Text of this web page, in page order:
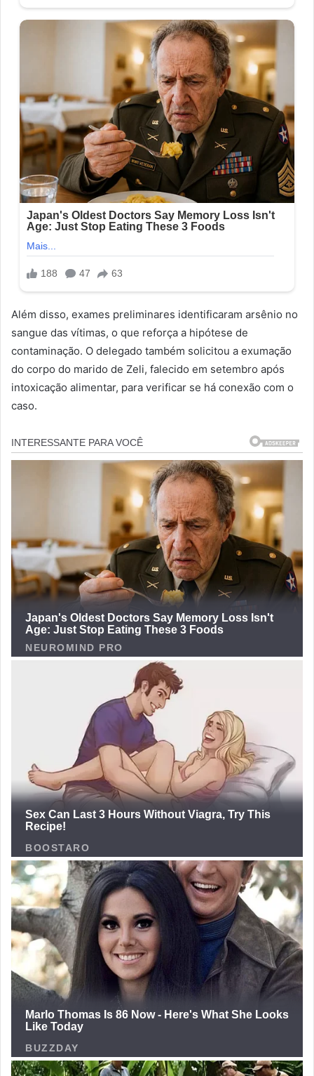
Além disso, exames preliminares identificaram arsênio no
sangue das vítimas, o que reforça a hipótese de
contaminação. O delegado também solicitou a exumação
do corpo do marido de Zeli, falecido em setembro após
intoxicação alimentar, para verificar se há conexão com o
caso.